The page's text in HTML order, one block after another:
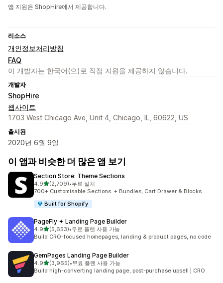
앱 지원은 ShopHire에서 제공합니다.
리소스
개인정보처리방침
FAQ
이 개발자는 한국어(으)로 직접 지원을 제공하지 않습니다.
개발자
ShopHire
웹사이트
1703 West Chicago Ave, Unit 4, Chicago, IL, 60622, US
출시됨
2020년 6월 9일
이 앱과 비슷한 더 많은 앱 보기
Section Store: Theme Sections
4.9별 5개 중
(2,709)
총 리뷰 2709개
•무료 설치
700+ Customisable Sections. + Bundles, Cart Drawer & Blocks
Built for Shopify
PageFly ✦ Landing Page Builder
4.9별 5개 중
(5,653)
총 리뷰 5653개
•무료 플랜 사용 가능
Build CRO-focused homepages, landing & product pages, no code
GemPages Landing Page Builder
4.9별 5개 중
(3,965)
총 리뷰 3965개
•무료 플랜 사용 가능
Build high-converting landing page, post-purchase upsell | CRO